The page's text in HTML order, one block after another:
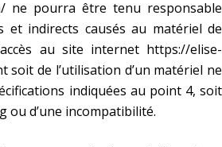
ne pourra être tenu responsable
et indirects causés au matériel de
au site internet https://elise-
soit de l’utilisation d’un matériel ne
indiquées au point 4, soit
ou d’une incompatibilité.